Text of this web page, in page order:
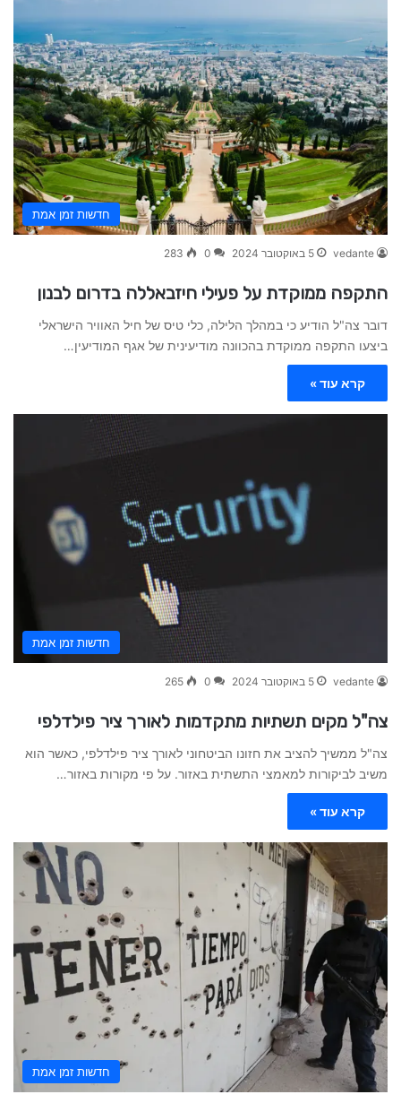
חדשות זמן אמת
vedante 5 באוקטובר 2024 0
283
התקפה ממוקדת על פעילי חיזבאללה בדרום לבנון
דובר צה"ל הודיע כי במהלך הלילה, כלי טיס של חיל האוויר הישראלי
ביצעו התקפה ממוקדת בהכוונה מודיעינית של אגף המודיעין…
קרא עוד »
חדשות זמן אמת
vedante 5 באוקטובר 2024 0
265
צה"ל מקים תשתיות מתקדמות לאורך ציר פילדלפי
צה"ל ממשיך להציב את חזונו הביטחוני לאורך ציר פילדלפי, כאשר הוא
משיב לביקורות למאמצי התשתית באזור. על פי מקורות באזור…
קרא עוד »
חדשות זמן אמת